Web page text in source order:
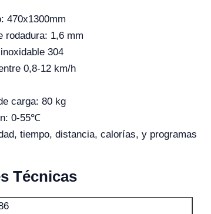
470x1300mm
rodadura: 1,6 mm
304
0,8-12 km/h
carga: 80 kg
0-55℃
tiempo, distancia, calorías, y programas
Técnicas